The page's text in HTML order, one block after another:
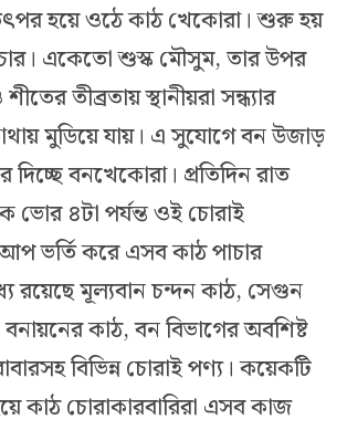
হয়ে ওঠে কাঠ খেকোরা। শুরু হয়
একেতো শুস্ক মৌসুম, তার উপর
তীব্রতায় স্থানীয়রা সন্ধ্যার
মুডিয়ে যায়। এ সুযোগে বন উজাড়
দিচ্ছে বনখেকোরা। প্রতিদিন রাত
ভোর ৪টা পর্যন্ত ওই চোরাই
ভর্তি করে এসব কাঠ পাচার
রয়েছে মূল্যবান চন্দন কাঠ, সেগুন
কাঠ, বন বিভাগের অবশিষ্ট
বিভিন্ন চোরাই পণ্য। কয়েকটি
কাঠ চোরাকারবারিরা এসব কাজ